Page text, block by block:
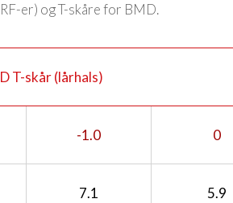
er) og T-skåre for BMD.
T-skår (lårhals)
-1.0 0
7.1 5.9